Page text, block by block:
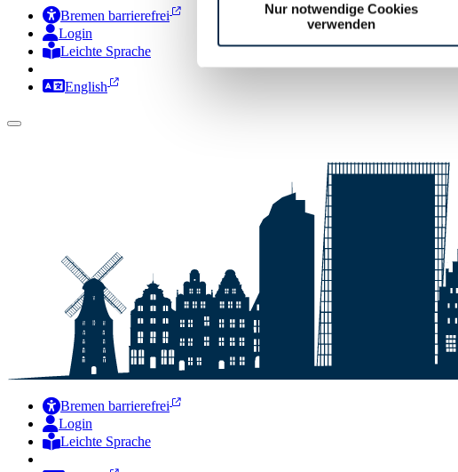
Nur notwendige Cookies
verwenden
Bremen barrierefrei
Login
Leichte Sprache
Zur Deutschen Gebärdensprache
English
Bremen barrierefrei
Login
Leichte Sprache